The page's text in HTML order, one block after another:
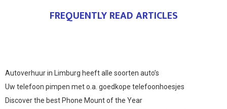
FREQUENTLY READ ARTICLES
Autoverhuur in Limburg heeft alle soorten auto’s
Uw telefoon pimpen met o.a. goedkope telefoonhoesjes
Discover the best Phone Mount of the Year